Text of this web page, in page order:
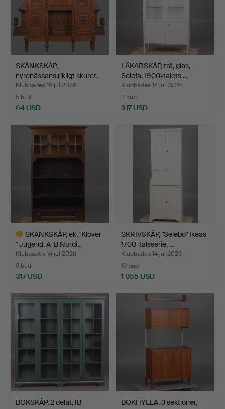
SKÄNKSKÅP,
nyrenässans,rikligt skuret,
180…
Klubbades 15 jul 2026
5 bud
64 USD
LÄKARSKÅP, trä, glas,
Selefa, 1900-talets …
Klubbades 14 jul 2026
3 bud
317 USD
SKÄNKSKÅP, ek, "Klöver
" Jugend, A-B Nordi…
Klubbades 14 jul 2026
9 bud
317 USD
föremål
SKRIVSKÅP, "Selebo" Ikeas
1700-talsserie, …
Klubbades 14 jul 2026
19 bud
1 055 USD
BOKSKÅP, 2 delat, IB
BOKHYLLA, 3 sektioner,